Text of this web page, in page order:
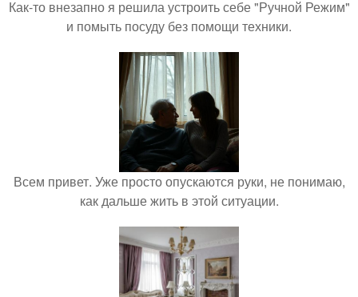
Как-то внезапно я решила устроить себе "Ручной Режим"
и помыть посуду без помощи техники.
Всем привет. Уже просто опускаются руки, не понимаю,
как дальше жить в этой ситуации.